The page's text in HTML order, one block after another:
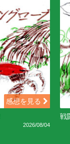
感想を見る
2026/08/04
戦